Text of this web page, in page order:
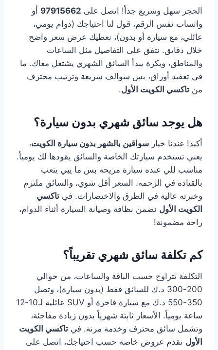
الحجز سهل وسريع جداً! اتصل على 97915662 أو
واتساب نفس الرقم، قول لنا احتياجك (دوام يومي،
عائلي، مع سيارة أو بدون)، نعطيك عرض سعر واضح
خلال دقايق. نتفق على التفاصيل مثل الساعات
والمناطق، وبكرة يبدأ السائق الشهري يشتغل معاك. ما
في تعقيد أوراق، بس سوالف سريعة وترتيب محترف
من تاكسي الكويت الأول.
هل يوجد سائق شهري بدون سيارة؟
أكيد! عندنا خيار سواقين بالشهر بدون سيارة الكويت،
يعني تستخدم سيارتك الخاصة والسائق يقودها لك يومياً.
مناسب للي عنده سيارة مريحة بس ما يبي يتعب
بالقيادة في الزحمة. السعر أقل شوي، والسائق ملتزم
وخبرته عالية في الطرق والاختصارات. في تاكسي
الكويت الأول نضمن نظافة وصيانة السيارة أثناء الدوام،
راحة مضمونة!
كم تكلفة سائق شهري تقريباً؟
التكلفة تتراوح حسب الباقة والساعات، من حوالي
200-300 د.ك للسائق فقط (بدون سيارة)، وتصل
350-550 د.ك مع سيارة فاخرة أو SUV عائلية لـ10-12
ساعة يومياً. الأسعار ثابتة شهرياً بدون زيادة مفاجئة،
وتشمل سائق محترف وخدمة مرنة. في تاكسي الكويت
الأول نقدم عروض خاصة حسب احتياجك، اتصل على